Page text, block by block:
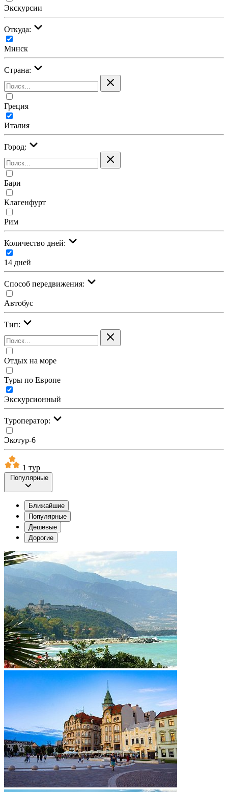
Экскурсии
Откуда:
Минск
Страна:
Греция
Италия
Город:
Бари
Клагенфурт
Рим
Количество дней:
14 дней
Cпособ передвижения:
Автобус
Тип:
Отдых на море
Туры по Европе
Экскурсионный
Туроператор:
Экотур-6
1 тур
Популярные
Ближайшие
Популярные
Дешевые
Дорогие